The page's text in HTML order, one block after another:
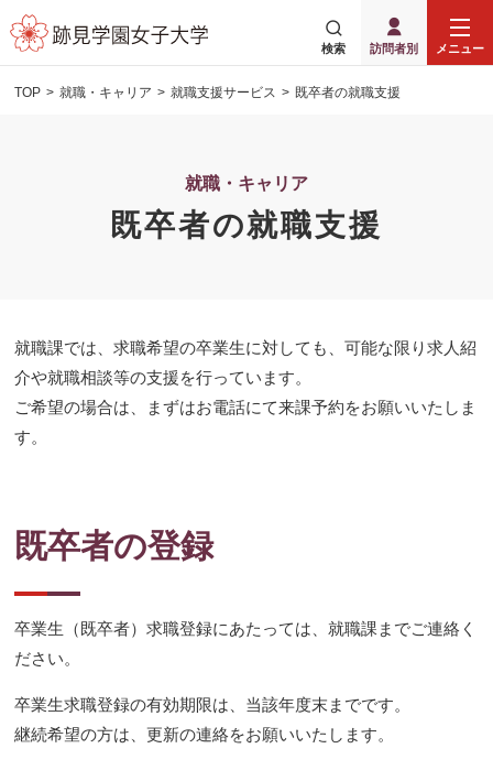
検索 訪問者別 メニュー
TOP 就職・キャリア 就職支援サービス 既卒者の就職支援
就職・キャリア
既卒者の就職支援
就職課では、求職希望の卒業生に対しても、可能な限り求人紹
介や就職相談等の支援を行っています。
ご希望の場合は、まずはお電話にて来課予約をお願いいたしま
す。
既卒者の登録
卒業生（既卒者）求職登録にあたっては、就職課までご連絡く
ださい。
卒業生求職登録の有効期限は、当該年度末までです。
継続希望の方は、更新の連絡をお願いいたします。